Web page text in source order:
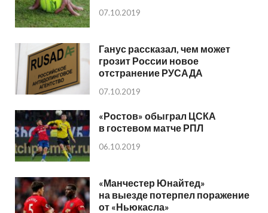
07.10.2019
Ганус рассказал, чем может
грозит России новое
отстранение РУСАДА
07.10.2019
«Ростов» обыграл ЦСКА
в гостевом матче РПЛ
06.10.2019
«Манчестер Юнайтед»
на выезде потерпел поражение
от «Ньюкасла»